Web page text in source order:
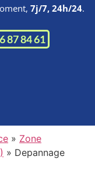
7j/7, 24h/24.
87 84 61
» Zone
» Depannage